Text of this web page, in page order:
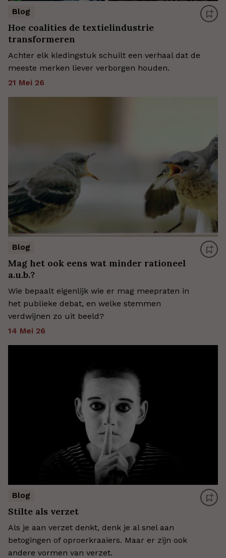
Blog
Hoe coalities de textielindustrie
transformeren
Achter elk kledingstuk schuilt een verhaal dat de
meeste merken liever verborgen houden.
21 Mei 26
Blog
Mag het ook eens wat minder rationeel
a.u.b.?
Wie bepaalt eigenlijk wie er mag meepraten in
het publieke debat, en welke stemmen
verdwijnen zo uit beeld?
14 Mei 26
Blog
Stilte als verzet
Als je aan verzet denkt, denk je al snel aan
betogingen of oproerkraaiers. Maar er zijn ook
andere vormen van verzet.